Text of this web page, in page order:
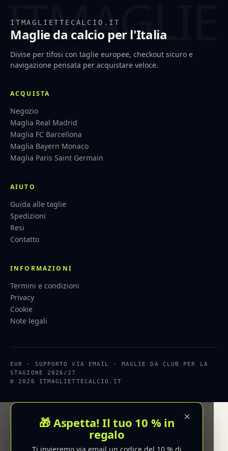
ITMAGLIETTECALCIO.IT
Maglie da calcio per l'Italia
Divise per tifosi con taglie europee, checkout sicuro e
navigazione pensata per acquistare veloce.
ACQUISTA
Negozio
Maglia Real Madrid
Maglia FC Barcellona
Maglia Bayern Monaco
Maglia Paris Saint Germain
AIUTO
Guida alle taglie
Spedizioni
Resi
Contatto
INFORMAZIONI
Termini e condizioni
Privacy
Cookie
Note legali
EUR · SUPPORTO VIA EMAIL · MAGLIE DA CLUB PER LA
STAGIONE 2026/27
© 2026 ITMAGLIETTECALCIO.IT
×
🎁 Aspetta! Il tuo 10 % in
regalo